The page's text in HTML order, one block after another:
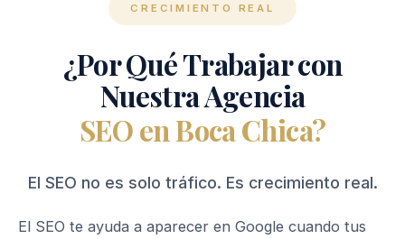
CRECIMIENTO REAL
¿Por Qué Trabajar con
Nuestra Agencia
SEO en Boca Chica?
El SEO no es solo tráfico. Es crecimiento real.
El SEO te ayuda a aparecer en Google cuando tus